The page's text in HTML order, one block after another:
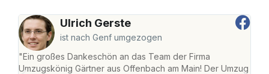
Ulrich Gerste
ist nach Genf umgezogen
"Ein großes Dankeschön an das Team der Firma
Umzugskönig Gärtner aus Offenbach am Main! Der Umzug